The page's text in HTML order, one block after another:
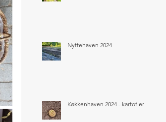
Nyttehaven 2024
Køkkenhaven 2024 - kartofler